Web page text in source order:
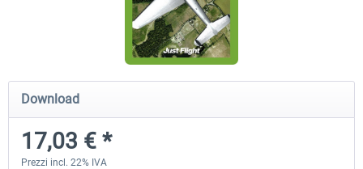
Airbus Bundle
53,65 € *
iFly Jets-The 737NG for
Download
17,03 € *
Prezzi incl. 22% IVA